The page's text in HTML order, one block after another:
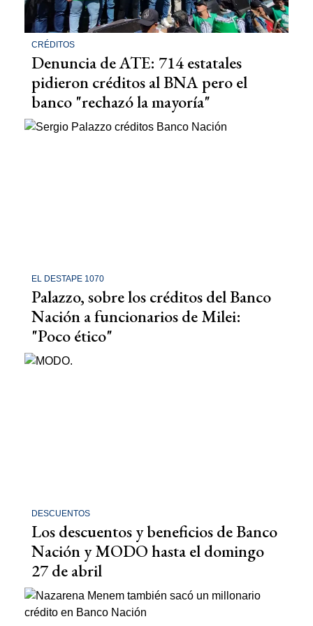
CRÉDITOS
Denuncia de ATE: 714 estatales
pidieron créditos al BNA pero el
banco "rechazó la mayoría"
EL DESTAPE 1070
Palazzo, sobre los créditos del Banco
Nación a funcionarios de Milei:
"Poco ético"
DESCUENTOS
Los descuentos y beneficios de Banco
Nación y MODO hasta el domingo
27 de abril